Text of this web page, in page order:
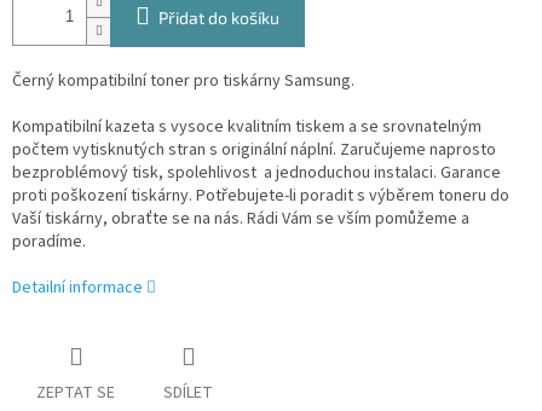
Přidat do košíku
Černý kompatibilní toner pro tiskárny Samsung.
Kompatibilní kazeta s vysoce kvalitním tiskem a se srovnatelným
počtem vytisknutých stran s originální náplní. Zaručujeme naprosto
bezproblémový tisk, spolehlivost a jednoduchou instalaci. Garance
proti poškození tiskárny. Potřebujete-li poradit s výběrem toneru do
Vaší tiskárny, obraťte se na nás. Rádi Vám se vším pomůžeme a
poradíme.
Detailní informace
ZEPTAT SE SDÍLET